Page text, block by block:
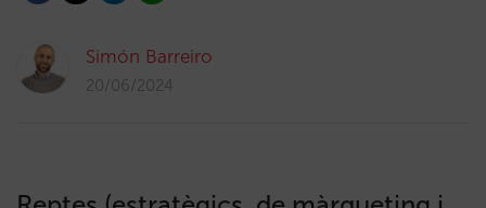
Simón Barreiro
20/06/2024